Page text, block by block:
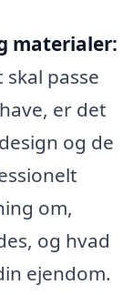
materialer:
passe
er det
og de
om,
og hvad
ejendom.